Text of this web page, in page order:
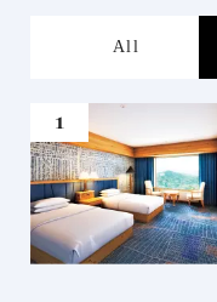
2026年最新》注目の新規開
ホテル16選｜泊まるだけで
別！デザインが素敵なホテ
2026.4.22